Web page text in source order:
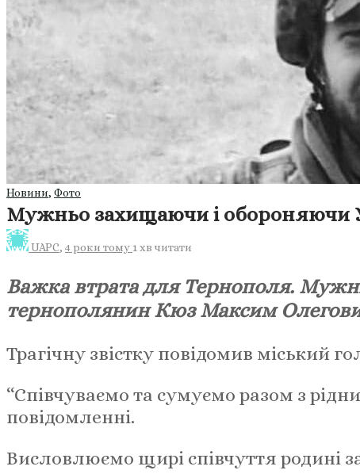
Новини, Фото
Мужньо захищаючи і обороняючи
UAPC, 4 роки тому 1 хв читати
Важка втрата для Тернополя.
тернополянин Кюз Максим
Трагічну звістку повідомив міський
“Співчуваємо та сумуємо разом з
повідомленні.
Висловлюємо щирі співчуття родині